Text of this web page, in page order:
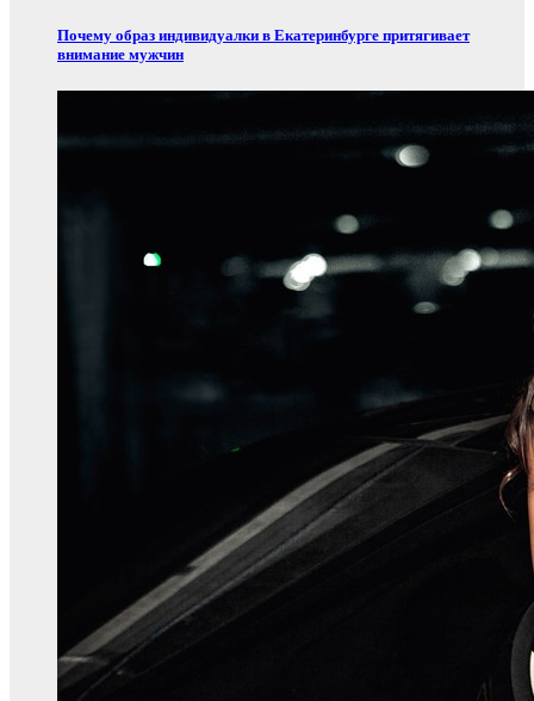
Почему образ индивидуалки в Екатеринбурге притягивает
внимание мужчин